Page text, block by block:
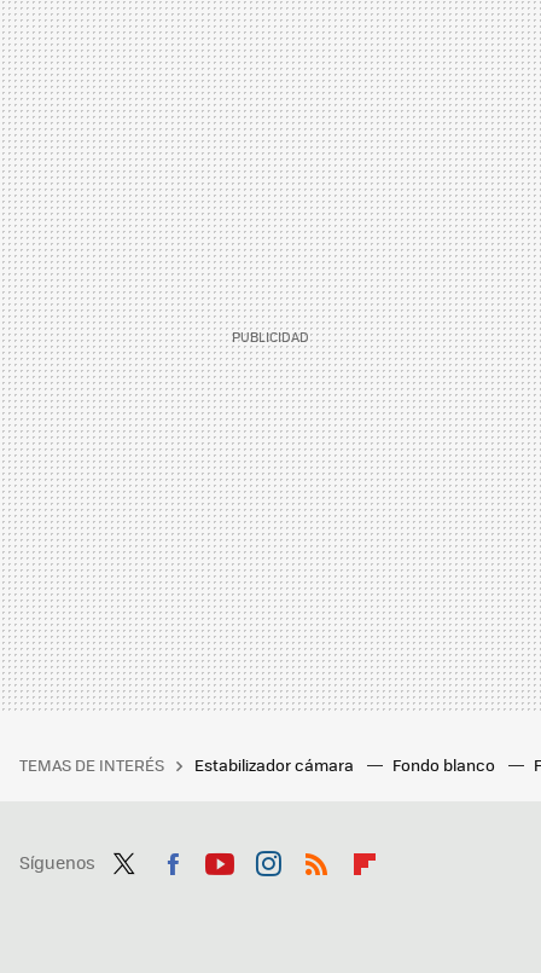
TEMAS DE INTERÉS Estabilizador cámara Fondo blanco
Síguenos